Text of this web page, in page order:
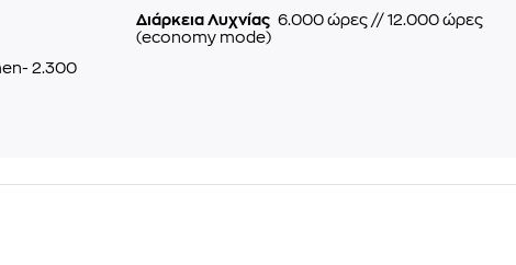
Διάρκεια Λυχνίας 6.000 ώρες // 12.000 ώρες
(economy mode)
2.300